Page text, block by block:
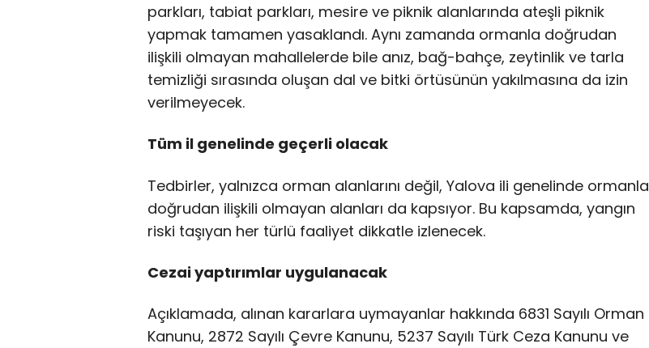
parkları, tabiat parkları, mesire ve piknik alanlarında ateşli piknik
yapmak tamamen yasaklandı. Aynı zamanda ormanla doğrudan
ilişkili olmayan mahallelerde bile anız, bağ-bahçe, zeytinlik ve tarla
temizliği sırasında oluşan dal ve bitki örtüsünün yakılmasına da izin
verilmeyecek.
Tüm il genelinde geçerli olacak
Tedbirler, yalnızca orman alanlarını değil, Yalova ili genelinde ormanla
doğrudan ilişkili olmayan alanları da kapsıyor. Bu kapsamda, yangın
riski taşıyan her türlü faaliyet dikkatle izlenecek.
Cezai yaptırımlar uygulanacak
Açıklamada, alınan kararlara uymayanlar hakkında 6831 Sayılı Orman
Kanunu, 2872 Sayılı Çevre Kanunu, 5237 Sayılı Türk Ceza Kanunu ve